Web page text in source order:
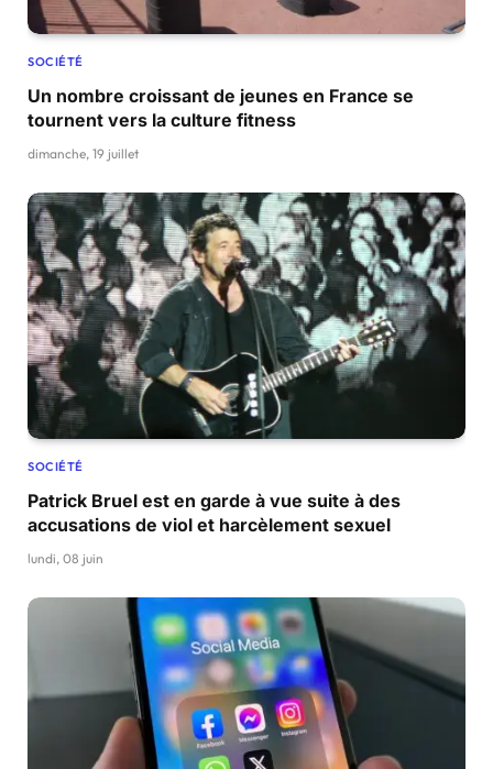
SOCIÉTÉ
Un nombre croissant de jeunes en France se
tournent vers la culture fitness
dimanche, 19 juillet
SOCIÉTÉ
Patrick Bruel est en garde à vue suite à des
accusations de viol et harcèlement sexuel
lundi, 08 juin